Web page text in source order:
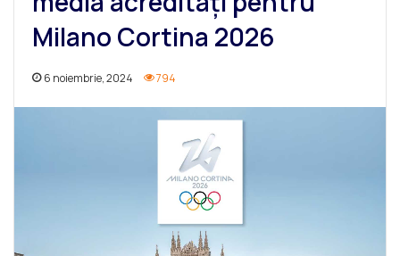
Milano Cortina 2026
6 noiembrie, 2024 794